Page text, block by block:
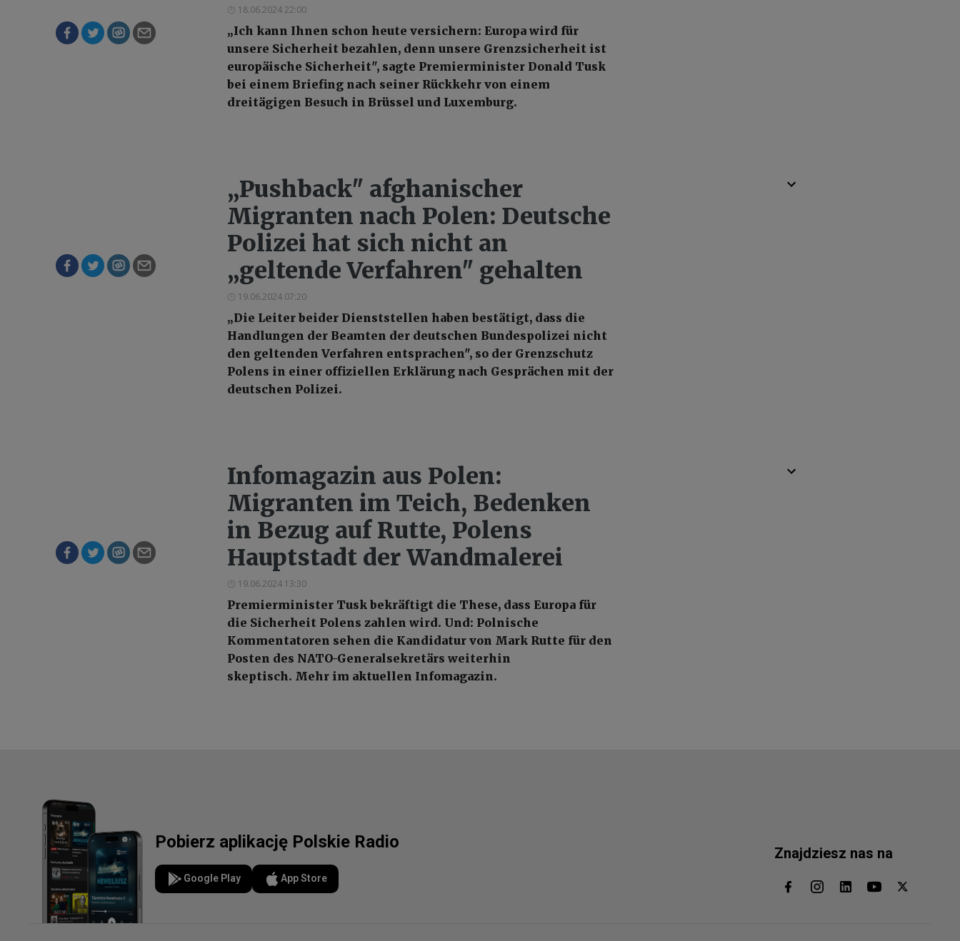
18.06.2024 22:00
„Ich kann Ihnen schon heute versichern: Europa wird für
unsere Sicherheit bezahlen, denn unsere Grenzsicherheit ist
europäische Sicherheit", sagte Premierminister Donald Tusk
bei einem Briefing nach seiner Rückkehr von einem
dreitägigen Besuch in Brüssel und Luxemburg.
„Pushback" afghanischer
Migranten nach Polen: Deutsche
Polizei hat sich nicht an
„geltende Verfahren" gehalten
19.06.2024 07:20
„Die Leiter beider Dienststellen haben bestätigt, dass die
Handlungen der Beamten der deutschen Bundespolizei nicht
den geltenden Verfahren entsprachen", so der Grenzschutz
Polens in einer offiziellen Erklärung nach Gesprächen mit der
deutschen Polizei.
Infomagazin aus Polen:
Migranten im Teich, Bedenken
in Bezug auf Rutte, Polens
Hauptstadt der Wandmalerei
19.06.2024 13:30
Premierminister Tusk bekräftigt die These, dass Europa für
die Sicherheit Polens zahlen wird. Und: Polnische
Kommentatoren sehen die Kandidatur von Mark Rutte für den
Posten des NATO-Generalsekretärs weiterhin
skeptisch. Mehr im aktuellen Infomagazin.
Pobierz aplikację Polskie Radio
Google Play App Store
Znajdziesz nas na